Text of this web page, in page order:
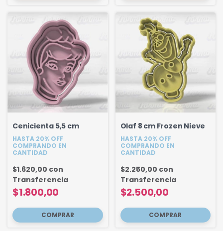
Cenicienta 5,5 cm
HASTA 20% OFF
COMPRANDO EN
CANTIDAD
$1.800,00
$1.620,00 con
Transferencia
Olaf 8 cm Frozen Nieve
HASTA 20% OFF
COMPRANDO EN
CANTIDAD
$2.500,00
$2.250,00 con
Transferencia